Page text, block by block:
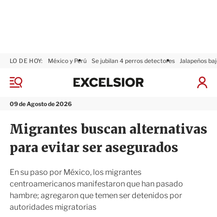
M
n
09 de Agosto de 2026
LO DE HOY: México y Perú Se jubilan 4 perros detectores Jalapeños
I
a
x
s
i
r
Migrantes buscan alternativas
para evitar ser asegurados
En su paso por México, los migrantes
centroamericanos manifestaron que han pasado
hambre; agregaron que temen ser detenidos por
autoridades migratorias